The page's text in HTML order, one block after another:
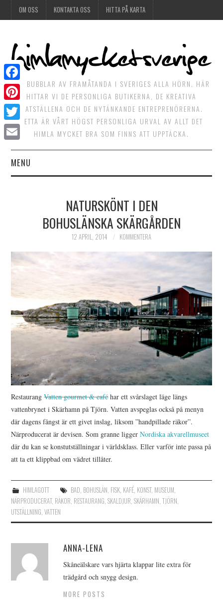
OM OSS KONTAKTA OSS HITTA PÅ KARTA
DET BUBBLAR AV FRAMÅTANDA I SVERIGES ALLA HÖRN. HÄR
HITTAR VI DE PERSONLIGA BUTIKERNA, DE KREATIVA
MATSTÄLLENA OCH DE NYTÄNKANDE ENTREPRENÖRERNA.
DETTA ÄR VÅRT HÖGST PERSONLIGA URVAL AV ALLT DET
HIMLA MYCKET BRA SOM FINNS ATT UPPTÄCKA.
MENU
HIMLAGRÖNT
HIMLASNYGGT
VI MÖTER
VI SPANAR PÅ
NATURSKÖNT I DEN
BOHUSLÄNSKA SKÄRGÅRDEN
12 APRIL, 2014 KOMMENTERA
RestaurangVatten gourmet & caféhar ett svårslaget läge längs
vattenbrynet i Skärhamn på Tjörn. Vatten avspeglas också på menyn
där dagens fångst är ett givet inslag, liksom ”handpillade räkor”.
Närproducerat är devisen. Som granne liggerNordiska akvarellmuseet
där du kan se konstutställningar i världsklass. Eller varför inte passa på
att ta ett klippbad om vädret tillåter.
HIMLAGOTT BAD, BOHUSLÄN, FISK, KAFÉ, KONST, MUSEUM,
NÄRPRODUCERAT, RÄKOR, RESTAURANG,SKALDJUR,SKÄRHAMN,TJÖRN,
UTSTÄLLNING,VATTEN
ANNA-LENA
Skåneälskare vars hjärta klappar lite extra för
trädgård och snygg design.
MORE POSTS
Facebook
Pinterest
Twitter
Email